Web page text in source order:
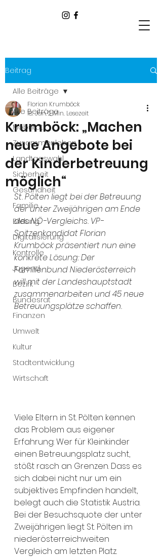
Beitrag
Alle Beiträge
Mobilität
Zusammenleben
Landtagswahl
Sicherheit
Gesundheit
Familie
Bildung
Digitalisierung
Kontrolle
Jugend
Bezirk
Bundesrat
Finanzen
Umwelt
Kultur
Stadtentwicklung
Wirtschaft
Alle Beiträge
Krumböck: „Machen
neue Angebote bei
der Kinderbetreuung
möglich“
Florian Krumböck
18. Jan.2 Min. Lesezeit
St. Pölten liegt bei der Betreuung
der unter Zweijährigen am Ende
des NÖ-Vergleichs. VP-
Spitzenkandidat Florian
Krumböck präsentiert nun eine
konkrete Lösung: Der
Familienbund Niederösterreich
will mit der Landeshauptstadt
zusammenarbeiten und 45 neue
Betreuungsplätze schaffen.
Viele Eltern in St. Pölten kennen
das Problem aus eigener
Erfahrung: Wer für Kleinkinder
einen Betreuungsplatz sucht,
stößt rasch an Grenzen. Dass es
sich dabei nicht nur um ein
subjektives Empfinden handelt,
belegt auch die Statistik Austria.
Bei der Besuchsquote der unter
Zweijährigen liegt St. Pölten im
niederösterreichweiten
Vergleich am letzten Platz.